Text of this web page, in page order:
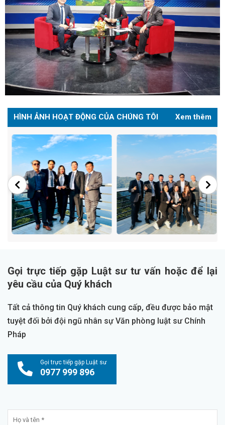
HÌNH ẢNH HOẠT ĐỘNG CỦA CHÚNG TÔI Xem thêm
Gọi trực tiếp gặp Luật sư tư vấn hoặc để lại
yêu cầu của Quý khách
Tất cả thông tin Quý khách cung cấp, đều được bảo mật
tuyệt đối bởi đội ngũ nhân sự Văn phòng luật sư Chính
Pháp
Gọi trực tiếp gặp Luật sư
0977 999 896